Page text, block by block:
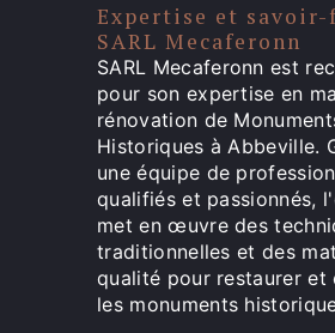
Expertise et savoir-
SARL Mecaferonn
SARL Mecaferonn est
pour son expertise en
rénovation de
Historiques à Abbeville.
une équipe de
qualifiés et passionnés,
met en œuvre des
traditionnelles et des
qualité pour restaurer et
les monuments